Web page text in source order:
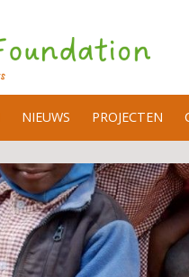
NIEUWS PROJECTEN